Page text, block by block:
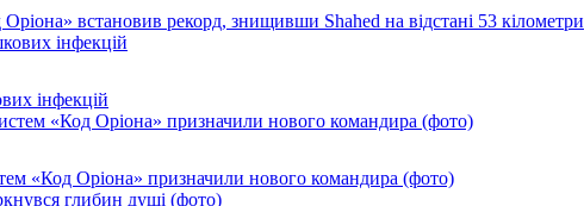
встановив рекорд, знищивши Shahed на відстані 53 кілометри
інфекцій
«Код Оріона» призначили нового командира (фото)